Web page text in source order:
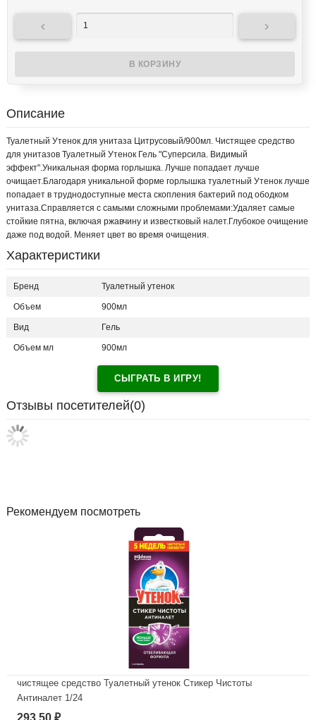
 
Описание
Туалетный Утенок для унитаза Цитрусовый/900мл. Чистящее средство
для унитазов Туалетный Утенок Гель "Суперсила. Видимый
эффект".Уникальная форма горлышка. Лучше попадает лучше
очищает.Благодаря уникальной форме горлышка туалетный Утенок лучше
попадает в труднодоступные места скопления бактерий под ободком
унитаза.Справляется с самыми сложными проблемами:Удаляет самые
стойкие пятна, включая ржавчину и известковый налет.Глубокое очищение
даже под водой. Меняет цвет во время очищения.
Характеристики
Бренд Туалетный утенок
Объем 900мл
Вид Гель
Объем мл 900мл
СЫГРАТЬ В ИГРУ!
Отзывы посетителей(0)
Рекомендуем посмотреть
чистящее средство Туалетный утенок Стикер Чистоты
Антиналет 1/24
₽